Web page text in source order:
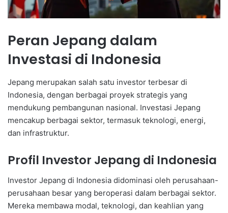
Peran Jepang dalam
Investasi di Indonesia
Jepang merupakan salah satu investor terbesar di
Indonesia, dengan berbagai proyek strategis yang
mendukung pembangunan nasional. Investasi Jepang
mencakup berbagai sektor, termasuk teknologi, energi,
dan infrastruktur.
Profil Investor Jepang di Indonesia
Investor Jepang di Indonesia didominasi oleh perusahaan-
perusahaan besar yang beroperasi dalam berbagai sektor.
Mereka membawa modal, teknologi, dan keahlian yang